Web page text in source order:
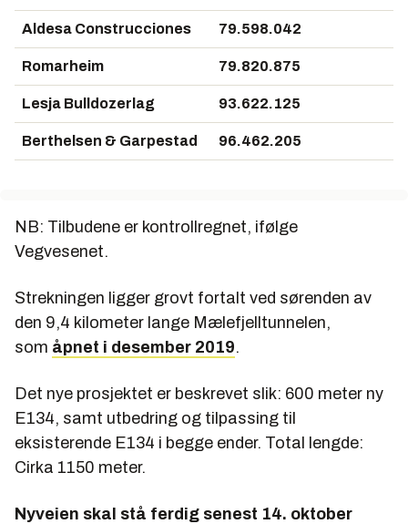
Aldesa Construcciones 79.598.042
Romarheim 79.820.875
Lesja Bulldozerlag 93.622.125
Berthelsen & Garpestad 96.462.205
NB: Tilbudene er kontrollregnet, ifølge
Vegvesenet.
Strekningen ligger grovt fortalt ved sørenden av
den 9,4 kilometer lange Mælefjelltunnelen,
som åpnet i desember 2019.
Det nye prosjektet er beskrevet slik: 600 meter ny
E134, samt utbedring og tilpassing til
eksisterende E134 i begge ender. Total lengde:
Cirka 1150 meter.
Nyveien skal stå ferdig senest 14. oktober